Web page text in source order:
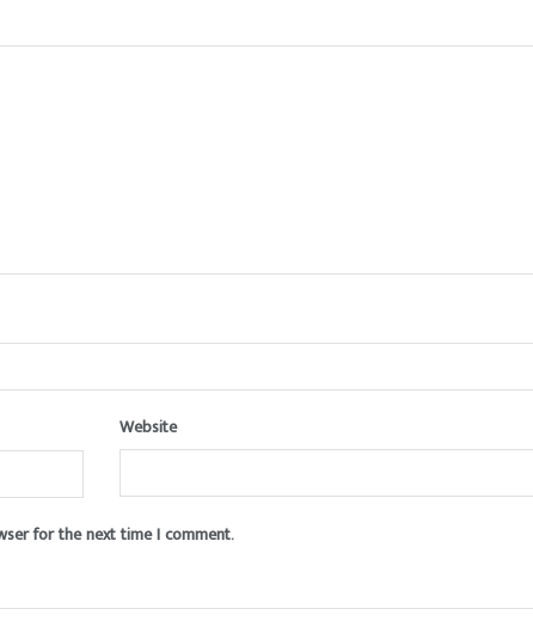
Website
for the next time I comment.